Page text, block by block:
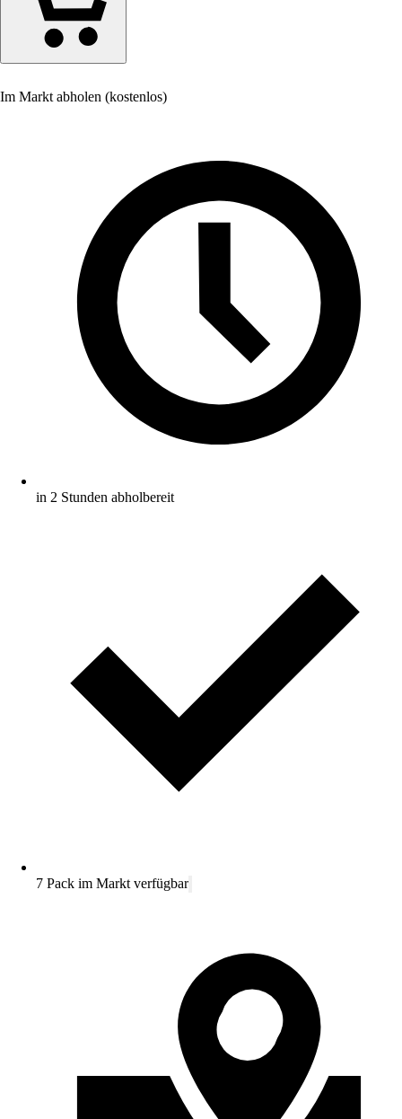
Im Markt abholen (kostenlos)
in 2 Stunden abholbereit
7 Pack im Markt verfügbar